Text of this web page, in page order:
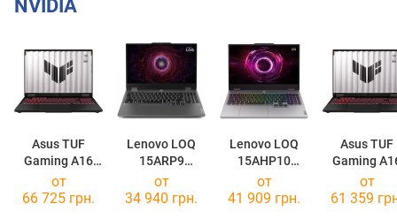
NVIDIA
Asus TUF
Gaming A16
(2025)
FA608UM
[FA608UM-NS73]
Lenovo LOQ
15ARP9
[83JC00N7PB]
Lenovo LOQ
15AHP10
[83JG003DPB]
Asus TUF
Gaming
(2025)
FA608UM
[FA608UM-
от
66 725 грн.
от
34 940 грн.
от
41 909 грн.
от
61 359